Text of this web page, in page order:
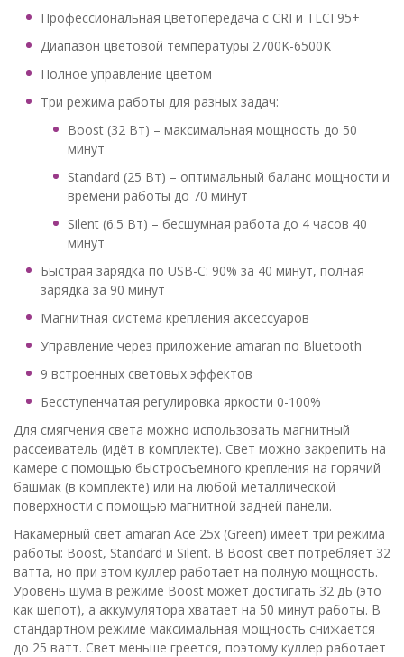
Профессиональная цветопередача с CRI и TLCI 95+
Диапазон цветовой температуры 2700K-6500K
Полное управление цветом
Три режима работы для разных задач:
Boost (32 Вт) – максимальная мощность до 50
минут
Standard (25 Вт) – оптимальный баланс мощности и
времени работы до 70 минут
Silent (6.5 Вт) – бесшумная работа до 4 часов 40
минут
Быстрая зарядка по USB-C: 90% за 40 минут, полная
зарядка за 90 минут
Магнитная система крепления аксессуаров
Управление через приложение amaran по Bluetooth
9 встроенных световых эффектов
Бесступенчатая регулировка яркости 0-100%
Для смягчения света можно использовать магнитный
рассеиватель (идёт в комплекте). Свет можно закрепить на
камере с помощью быстросъемного крепления на горячий
башмак (в комплекте) или на любой металлической
поверхности с помощью магнитной задней панели.
Накамерный свет amaran Ace 25x (Green) имеет три режима
работы: Boost, Standard и Silent. В Boost свет потребляет 32
ватта, но при этом куллер работает на полную мощность.
Уровень шума в режиме Boost может достигать 32 дБ (это
как шепот), а аккумулятора хватает на 50 минут работы. В
стандартном режиме максимальная мощность снижается
до 25 ватт. Свет меньше греется, поэтому куллер работает